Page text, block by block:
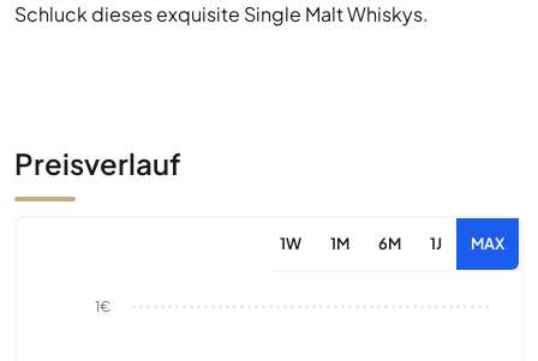
Schluck dieses exquisite Single Malt Whiskys.
Preisverlauf
1W 1M 6M 1J MAX
1€